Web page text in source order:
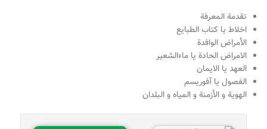
تقدمة المعرفة
اخلاط یا کتاب الطبایع
الأمراض الوافدة
الامراض الحادة یا ماءالشعیر
العهد یا الایمان
الفصول یا آفوریسم
الهویة و الأزمنة و المیاه و البلدان